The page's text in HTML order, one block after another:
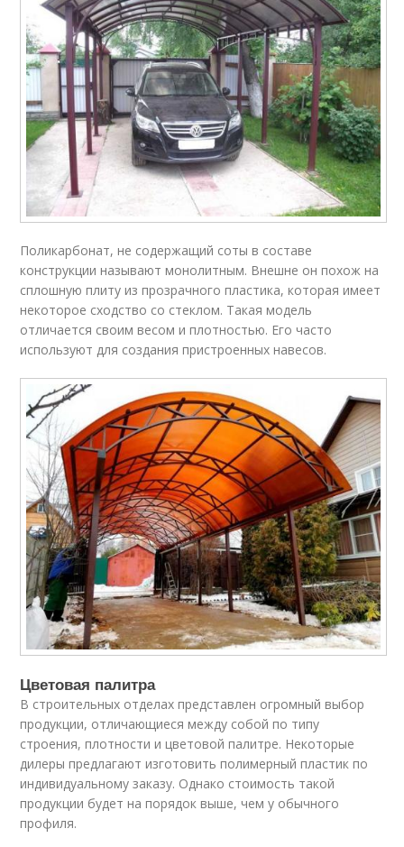
Поликарбонат, не содержащий соты в составе
конструкции называют монолитным. Внешне он похож на
сплошную плиту из прозрачного пластика, которая имеет
некоторое сходство со стеклом. Такая модель
отличается своим весом и плотностью. Его часто
используют для создания пристроенных навесов.
Цветовая палитра
В строительных отделах представлен огромный выбор
продукции, отличающиеся между собой по типу
строения, плотности и цветовой палитре. Некоторые
дилеры предлагают изготовить полимерный пластик по
индивидуальному заказу. Однако стоимость такой
продукции будет на порядок выше, чем у обычного
профиля.